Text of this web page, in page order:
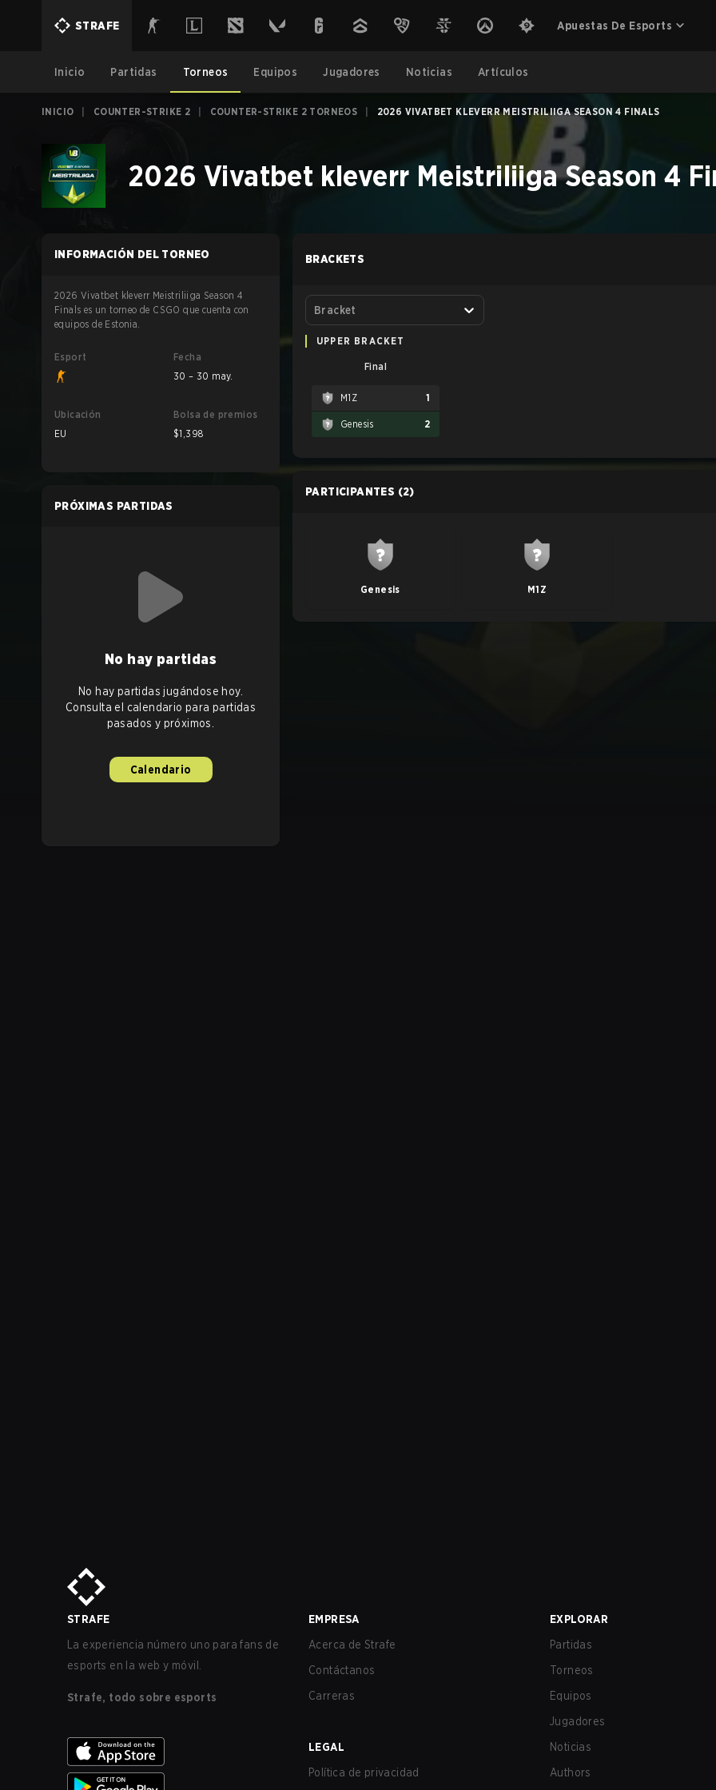
STRAFE Apuestas De Esports
Inicio Partidas Torneos Equipos Jugadores Noticias Artículos
INICIO COUNTER-STRIKE 2 COUNTER-STRIKE 2 TORNEOS 2026 VIVATBET KLEVERR MEISTRILIIGA SEASON 4 FINALS
2026 Vivatbet kleverr Meistriliiga Season 4
INFORMACIÓN DEL TORNEO
2026 Vivatbet kleverr Meistriliiga Season 4
Finals es un torneo de CSGO que cuenta con
equipos de Estonia.
Esport
Fecha
30 – 30 may.
Ubicación
EU
Bolsa de premios
$1,398
PRÓXIMAS PARTIDAS
No hay partidas
No hay partidas jugándose hoy.
Consulta el calendario para partidas
pasados y próximos.
Calendario
BRACKETS
Bracket
UPPER BRACKET
Final
M1Z 1
Genesis 2
PARTICIPANTES (2)
Genesis M1Z
STRAFE
La experiencia número uno para fans de
esports en la web y móvil.
Strafe, todo sobre esports
EMPRESA
Acerca de Strafe
Contáctanos
Carreras
LEGAL
Política de privacidad
EXPLORAR
Partidas
Torneos
Equipos
Jugadores
Noticias
Authors